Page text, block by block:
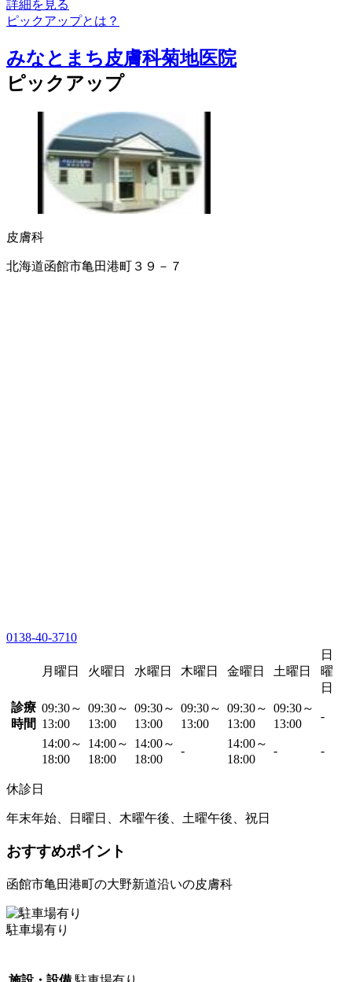
詳細を見る
ピックアップとは？
みなとまち皮膚科菊地医院
ピックアップ
皮膚科
北海道函館市亀田港町３９－７
0138-40-3710
月曜日 火曜日 水曜日 木曜日 金曜日 土曜日
日
曜
日
診療
時間
09:30～
13:00
09:30～
13:00
09:30～
13:00
09:30～
13:00
09:30～
13:00
09:30～
13:00
-
14:00～
18:00
14:00～
18:00
14:00～
18:00
-
14:00～
18:00
- -
休診日
年末年始、日曜日、木曜午後、土曜午後、祝日
おすすめポイント
函館市亀田港町の大野新道沿いの皮膚科
駐車場有り